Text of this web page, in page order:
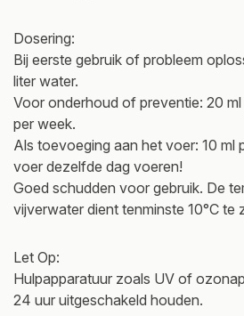
Dosering:
Bij eerste gebruik of probleem
liter water.
Voor onderhoud of preventie: 20
per week.
Als toevoeging aan het voer: 10 ml
voer dezelfde dag voeren!
Goed schudden voor gebruik. De
vijverwater dient tenminste 10°C te
Let Op:
Hulpapparatuur zoals UV of
24 uur uitgeschakeld houden.